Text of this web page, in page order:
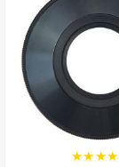
★★★★